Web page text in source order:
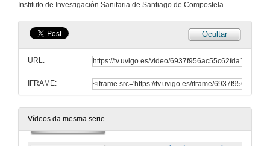
Instituto de Investigación Sanitaria de Santiago de Compostela
Ocultar
URL:
IFRAME:
Vídeos da mesma serie
4 de dec. de 2025
NEUROENDOCRINOLOGÍA: Eje somatotropo: Hormona de Crecimiento
4 de dec. de 2025
NUTRICIÓN HUMANA: Nutriepigenómica: La Intersección entre Dieta, Epigenética y Salud